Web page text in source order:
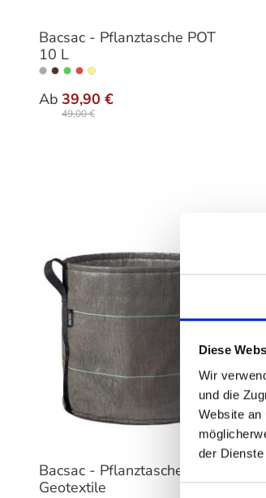
Diese
Wir
und die
Website an
der
Bacsac - Pflanztasche POT
10 L
Ab 39,90 €
49,00 €
Bacsac - Pflanztasche POT
Geotextile